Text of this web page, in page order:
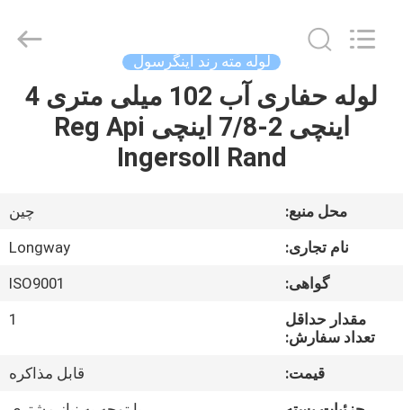
خانه
دربارهی
کارخانه
Reserved.
لوله مته رند اینگرسول
لوله حفاری آب 102 میلی متری 4
اینچی 2-7/8 اینچی Reg Api
Ingersoll Rand
محل منبع:
چین
نام تجاری:
Longway
گواهی:
ISO9001
مقدار حداقل
تعداد سفارش:
1
قیمت:
قابل مذاکره